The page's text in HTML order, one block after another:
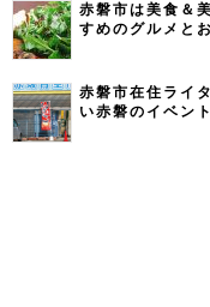
赤磐市は美食＆
すめのグルメと
赤磐市在住ライ
い赤磐のイベン